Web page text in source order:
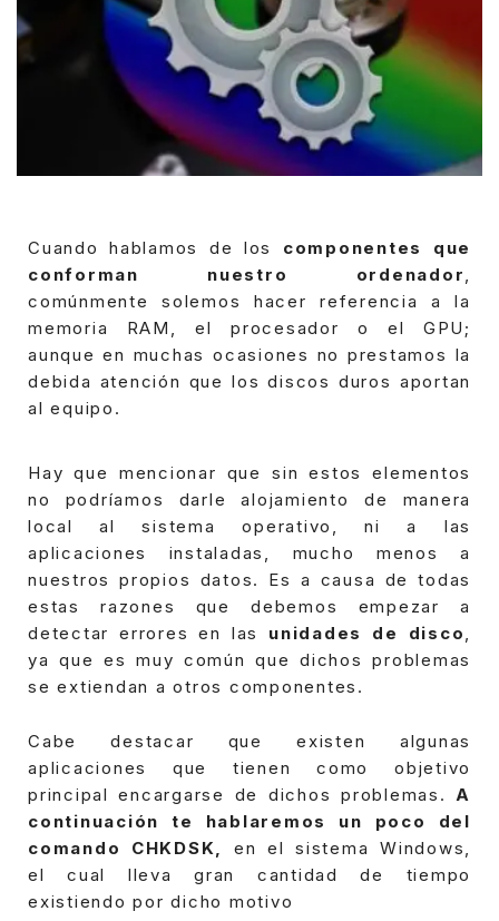
Cuando hablamos de los componentes que
conforman nuestro ordenador,
comúnmente solemos hacer referencia a la
memoria RAM, el procesador o el GPU;
aunque en muchas ocasiones no prestamos la
debida atención que los discos duros aportan
al equipo.
Hay que mencionar que sin estos elementos
no podríamos darle alojamiento de manera
local al sistema operativo, ni a las
aplicaciones instaladas, mucho menos a
nuestros propios datos. Es a causa de todas
estas razones que debemos empezar a
detectar errores en las unidades de disco,
ya que es muy común que dichos problemas
se extiendan a otros componentes.
Cabe destacar que existen algunas
aplicaciones que tienen como objetivo
principal encargarse de dichos problemas.A
continuación te hablaremos un poco del
comando CHKDSK,
en el sistema Windows,
el cual lleva gran cantidad de tiempo
existiendo por dicho motivo